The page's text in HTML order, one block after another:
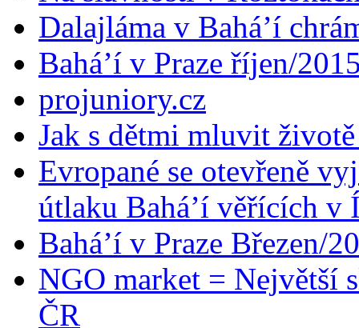
Dalajláma v Bahá’í
Bahá’í v Praze říjen/
projuniory.cz
Jak s dětmi mluvit
Evropané se otevřeně
útlaku Bahá’í věřících v
Bahá’í v Praze Březen/
NGO market = Největší
ČR